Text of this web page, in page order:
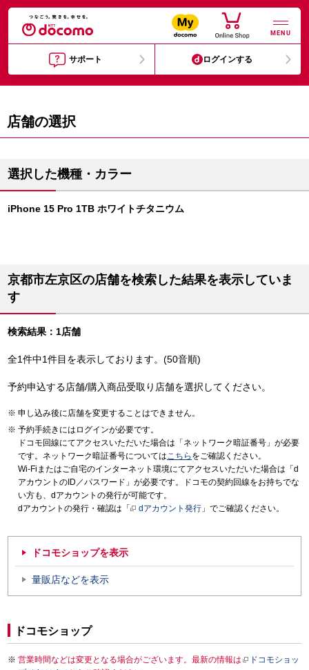
MENU
サポート ログインする
店舗の選択
選択した機種・カラー
iPhone 15 Pro 1TB ホワイトチタニウム
京都市左京区の店舗を検索した結果を表示していま
す
検索結果：1店舗
全1件中1件目を表示しております。(50音順)
予約申込する店舗/購入商品受取り店舗を選択してください。
申し込み後に店舗を変更することはできません。
予約手続きにはログインが必要です。
ドコモ回線にてアクセスいただいた場合は「ネットワーク暗証番号」が必要
です。ネットワーク暗証番号についてはこちら をご確認ください。
Wi-Fiまたはご自宅のインターネット環境にてアクセスいただいた場合は「d
アカウントのID／パスワード」が必要です。ドコモの契約回線をお持ちでな
い方も、dアカウントの発行が可能です。
dアカウントの発行・確認は「
dアカウント発行 」でご確認ください。
ドコモショップを表示
量販店などを表示
ドコモショップ
営業時間などは変更となる場合がございます。最新の情報は
ドコモショッ